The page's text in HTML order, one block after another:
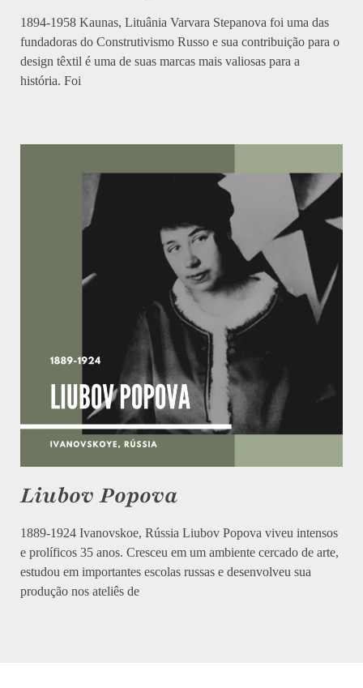
1894-1958 Kaunas, Lituânia Varvara Stepanova foi uma das
fundadoras do Construtivismo Russo e sua contribuição para o
design têxtil é uma de suas marcas mais valiosas para a
história. Foi
Liubov Popova
1889-1924 Ivanovskoe, Rússia Liubov Popova viveu intensos
e prolíficos 35 anos. Cresceu em um ambiente cercado de arte,
estudou em importantes escolas russas e desenvolveu sua
produção nos ateliês de